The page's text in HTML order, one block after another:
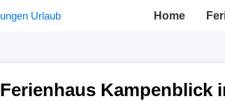
Home
Ferienhaus Kampenblick